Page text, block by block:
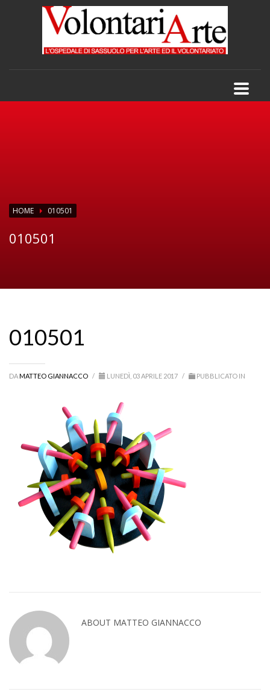
HOME 010501
010501
010501
DAMATTEO GIANNACCO / LUNEDÌ, 03 APRILE 2017 / PUBBLICATO IN
ABOUT MATTEO GIANNACCO